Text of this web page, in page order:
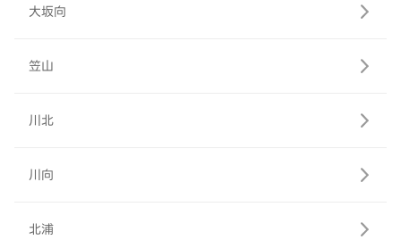
大坂向
笠山
川北
川向
北浦